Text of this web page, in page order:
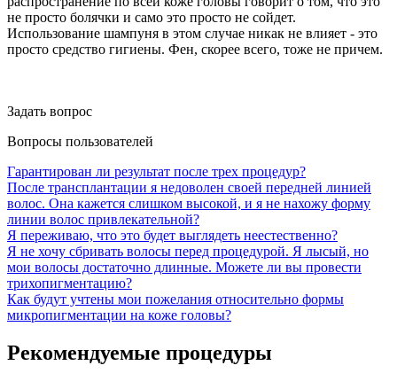
не просто болячки и само это просто не сойдет.
Использование шампуня в этом случае никак не влияет - это
просто средство гигиены. Фен, скорее всего, тоже не причем.
Задать вопрос
Вопросы пользователей
Гарантирован ли результат после трех процедур?
После трансплантации я недоволен своей передней линией
волос. Она кажется слишком высокой, и я не нахожу форму
линии волос привлекательной?
Я переживаю, что это будет выглядеть неестественно?
Я не хочу сбривать волосы перед процедурой. Я лысый, но
мои волосы достаточно длинные. Можете ли вы провести
трихопигментацию?
Как будут учтены мои пожелания относительно формы
микропигментации на коже головы?
Рекомендуемые процедуры